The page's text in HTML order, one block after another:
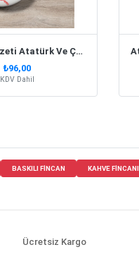
23 Nisan Rozeti Atatürk Ve Çocuk 44 Mm 10 Adet
₺96,00
KDV Dahil
BASKILI FINCAN KAHVE FINCANI
Ücretsiz Kargo